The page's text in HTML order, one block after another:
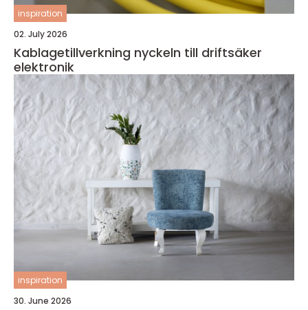
inspiration
02. July 2026
Kablagetillverkning nyckeln till driftsäker
elektronik
inspiration
30. June 2026